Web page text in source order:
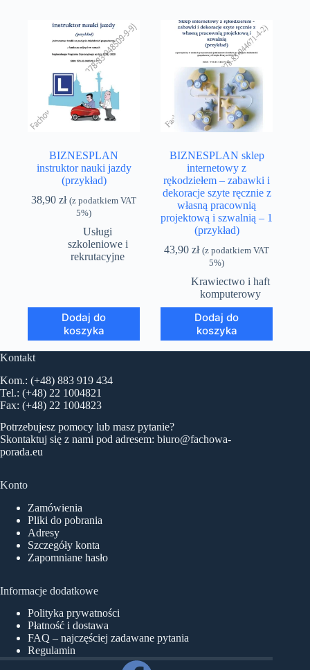
BIZNESPLAN
instruktor nauki jazdy
(przykład)
38,90zł (z podatkiem VAT
5%)
Usługi
szkoleniowe i
rekrutacyjne
Dodaj do
koszyka
BIZNESPLAN sklep
internetowy z
rękodziełem – zabawki i
dekoracje szyte ręcznie z
własną pracownią
projektową i szwalnią – 1
(przykład)
43,90zł (z podatkiem VAT
5%)
Krawiectwo i haft
komputerowy
Dodaj do
koszyka
Kontakt
Kom.: (+48) 883 919 434
Tel.: (+48) 22 1004821
Fax: (+48) 22 1004823
Potrzebujesz pomocy lub masz pytanie?
Skontaktuj się z nami pod adresem: biuro@fachowa-
porada.eu
Konto
Zamówienia
Pliki do pobrania
Adresy
Szczegóły konta
Zapomniane hasło
Informacje dodatkowe
Polityka prywatności
Płatność i dostawa
FAQ – najczęściej zadawane pytania
Regulamin